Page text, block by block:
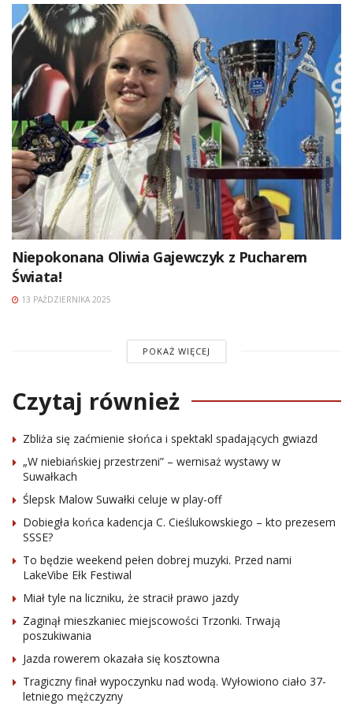
Niepokonana Oliwia Gajewczyk z Pucharem
Świata!
13 PAŹDZIERNIKA 2025
POKAŻ WIĘCEJ
Czytaj również
Zbliża się zaćmienie słońca i spektakl spadających gwiazd
„W niebiańskiej przestrzeni” – wernisaż wystawy w
Suwałkach
Ślepsk Malow Suwałki celuje w play-off
Dobiegła końca kadencja C. Cieślukowskiego – kto prezesem
SSSE?
To będzie weekend pełen dobrej muzyki. Przed nami
LakeVibe Ełk Festiwal
Miał tyle na liczniku, że stracił prawo jazdy
Zaginął mieszkaniec miejscowości Trzonki. Trwają
poszukiwania
Jazda rowerem okazała się kosztowna
Tragiczny finał wypoczynku nad wodą. Wyłowiono ciało 37-
letniego mężczyzny